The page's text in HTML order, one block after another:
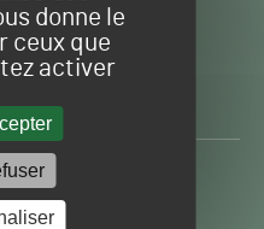
donne le
ceux que
activer
autour du